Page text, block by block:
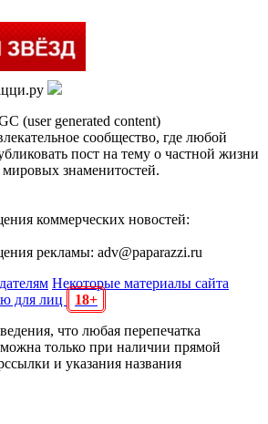
(user generated content)
сообщество, где любой
пост на тему о частной жизни
знаменитостей.
коммерческих новостей:
рекламы: adv@paparazzi.ru
Некоторые материалы сайта
для лиц
18+
что любая перепечатка
только при наличии прямой
и указания названия